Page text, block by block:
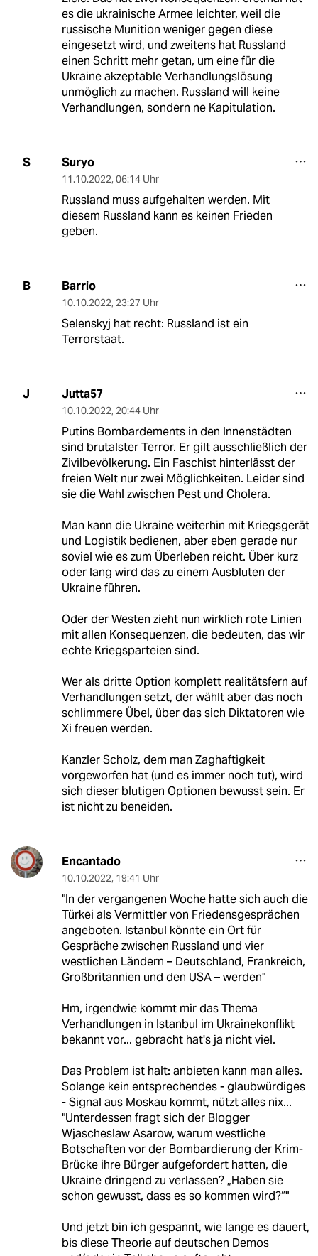
es die ukrainische Armee leichter, weil die
russische Munition weniger gegen diese
eingesetzt wird, und zweitens hat Russland
einen Schritt mehr getan, um eine für die
Ukraine akzeptable Verhandlungslösung
unmöglich zu machen. Russland will keine
Verhandlungen, sondern ne Kapitulation.
S Suryo
11.10.2022, 06:14 Uhr
Russland muss aufgehalten werden. Mit
diesem Russland kann es keinen Frieden
geben.
B Barrio
10.10.2022, 23:27 Uhr
Selenskyj hat recht: Russland ist ein
Terrorstaat.
J Jutta57
10.10.2022, 20:44 Uhr
Putins Bombardements in den Innenstädten
sind brutalster Terror. Er gilt ausschließlich der
Zivilbevölkerung. Ein Faschist hinterlässt der
freien Welt nur zwei Möglichkeiten. Leider sind
sie die Wahl zwischen Pest und Cholera.
Man kann die Ukraine weiterhin mit Kriegsgerät
und Logistik bedienen, aber eben gerade nur
soviel wie es zum Überleben reicht. Über kurz
oder lang wird das zu einem Ausbluten der
Ukraine führen.
Oder der Westen zieht nun wirklich rote Linien
mit allen Konsequenzen, die bedeuten, das wir
echte Kriegsparteien sind.
Wer als dritte Option komplett realitätsfern auf
Verhandlungen setzt, der wählt aber das noch
schlimmere Übel, über das sich Diktatoren wie
Xi freuen werden.
Kanzler Scholz, dem man Zaghaftigkeit
vorgeworfen hat (und es immer noch tut), wird
sich dieser blutigen Optionen bewusst sein. Er
ist nicht zu beneiden.
Encantado
10.10.2022, 19:41 Uhr
"In der vergangenen Woche hatte sich auch die
Türkei als Vermittler von Friedensgesprächen
angeboten. Istanbul könnte ein Ort für
Gespräche zwischen Russland und vier
westlichen Ländern – Deutschland, Frankreich,
Großbritannien und den USA – werden"
Hm, irgendwie kommt mir das Thema
Verhandlungen in Istanbul im Ukrainekonflikt
bekannt vor... gebracht hat's ja nicht viel.
Das Problem ist halt: anbieten kann man alles.
Solange kein entsprechendes - glaubwürdiges
- Signal aus Moskau kommt, nützt alles nix...
"Unterdessen fragt sich der Blogger
Wjascheslaw Asarow, warum westliche
Botschaften vor der Bombardierung der Krim-
Brücke ihre Bürger aufgefordert hatten, die
Ukraine dringend zu verlassen? „Haben sie
schon gewusst, dass es so kommen wird?“"
Und jetzt bin ich gespannt, wie lange es dauert,
bis diese Theorie auf deutschen Demos